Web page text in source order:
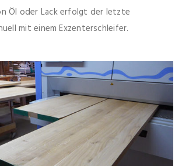
Öl oder Lack erfolgt der letzte
mit einem Exzenterschleifer.